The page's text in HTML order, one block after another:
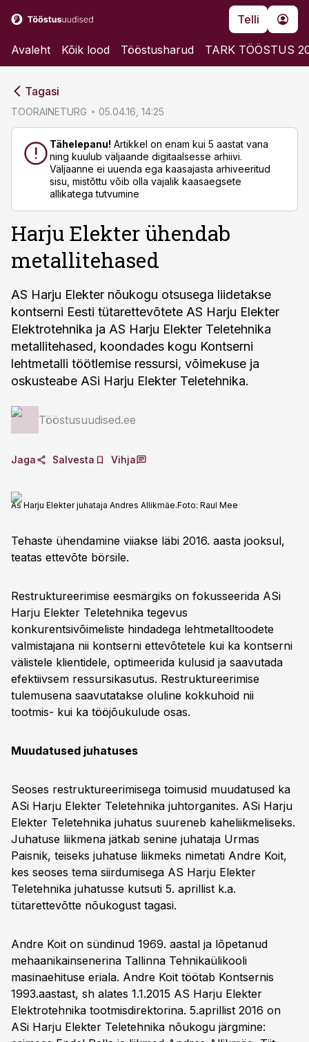
Telli
Avaleht Kõik lood Tööstusharud TARK TÖÖSTUS
Tagasi
TOORAINETURG 05.04.16, 14:25
Tähelepanu! Artikkel on enam kui 5 aastat vana
ning kuulub väljaande digitaalsesse arhiivi.
Väljaanne ei uuenda ega kaasajasta arhiveeritud
sisu, mistõttu võib olla vajalik kaasaegsete
allikatega tutvumine
Harju Elekter ühendab
metallitehased
AS Harju Elekter nõukogu otsusega liidetakse
kontserni Eesti tütarettevõtete AS Harju Elekter
Elektrotehnika ja AS Harju Elekter Teletehnika
metallitehased, koondades kogu Kontserni
lehtmetalli töötlemise ressursi, võimekuse ja
oskusteabe ASi Harju Elekter Teletehnika.
Tööstusuudised.ee
Jaga Salvesta Vihja
As Harju Elekter juhataja Andres Allikmäe.Foto: Raul Mee
Tehaste ühendamine viiakse läbi 2016. aasta jooksul,
teatas ettevõte börsile.
Restruktureerimise eesmärgiks on fokusseerida ASi
Harju Elekter Teletehnika tegevus
konkurentsivõimeliste hindadega lehtmetalltoodete
valmistajana nii kontserni ettevõtetele kui ka kontserni
välistele klientidele, optimeerida kulusid ja saavutada
efektiivsem ressursikasutus. Restruktureerimise
tulemusena saavutatakse oluline kokkuhoid nii
tootmis- kui ka tööjõukulude osas.
Muudatused juhatuses
Seoses restruktureerimisega toimusid muudatused ka
ASi Harju Elekter Teletehnika juhtorganites. ASi Harju
Elekter Teletehnika juhatus suureneb kaheliikmeliseks.
Juhatuse liikmena jätkab senine juhataja Urmas
Paisnik, teiseks juhatuse liikmeks nimetati Andre Koit,
kes seoses tema siirdumisega AS Harju Elekter
Teletehnika juhatusse kutsuti 5. aprillist k.a.
tütarettevõtte nõukogust tagasi.
Andre Koit on sündinud 1969. aastal ja lõpetanud
mehaanikainsenerina Tallinna Tehnikaülikooli
masinaehituse eriala. Andre Koit töötab Kontsernis
1993.aastast, sh alates 1.1.2015 AS Harju Elekter
Elektrotehnika tootmisdirektorina. 5.aprillist 2016 on
ASi Harju Elekter Teletehnika nõukogu järgmine: